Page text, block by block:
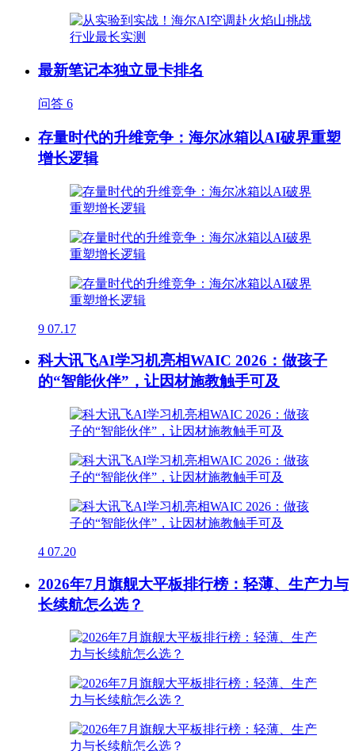
最新笔记本独立显卡排名
问答 6
存量时代的升维竞争：海尔冰箱以AI破界重塑
增长逻辑
9 07.17
科大讯飞AI学习机亮相WAIC 2026：做孩子
的“智能伙伴”，让因材施教触手可及
4 07.20
2026年7月旗舰大平板排行榜：轻薄、生产力与
长续航怎么选？